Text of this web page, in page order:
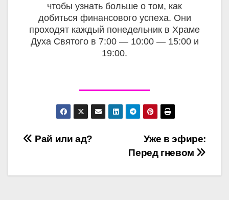
чтобы узнать больше о том, как
добиться финансового успеха. Они
проходят каждый понедельник в Храме
Духа Святого в 7:00 — 10:00 — 15:00 и
19:00.
Уже в эфире:
Перед гневом
Рай или ад?